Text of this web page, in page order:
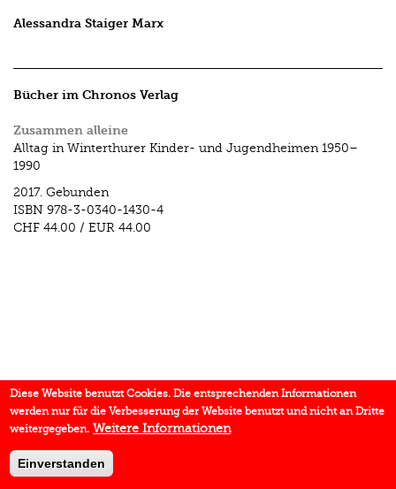
Alessandra Staiger Marx
Bücher im Chronos Verlag
Zusammen alleine
Alltag in Winterthurer Kinder- und Jugendheimen 1950–
1990
2017. Gebunden
ISBN 978-3-0340-1430-4
CHF 44.00 / EUR 44.00
Diese Website benutzt Cookies. Die entsprechenden Informationen
werden nur für die Verbesserung der Website benutzt und nicht an Dritte
weitergegeben. Weitere Informationen
Einverstanden